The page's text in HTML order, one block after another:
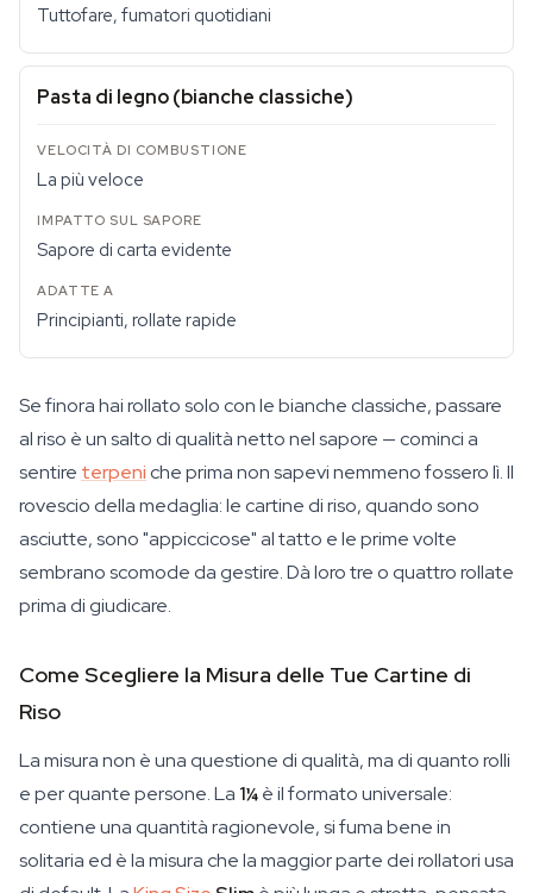
Tuttofare, fumatori quotidiani
Pasta di legno (bianche classiche)
La più veloce
Sapore di carta evidente
Principianti, rollate rapide
Se finora hai rollato solo con le bianche classiche, passare
al riso è un salto di qualità netto nel sapore — cominci a
sentire terpeni che prima non sapevi nemmeno fossero lì. Il
rovescio della medaglia: le cartine di riso, quando sono
asciutte, sono "appiccicose" al tatto e le prime volte
sembrano scomode da gestire. Dà loro tre o quattro rollate
prima di giudicare.
Come Scegliere la Misura delle Tue Cartine di
Riso
La misura non è una questione di qualità, ma di quanto rolli
e per quante persone. La 1¼è il formato universale:
contiene una quantità ragionevole, si fuma bene in
solitaria ed è la misura che la maggior parte dei rollatori usa